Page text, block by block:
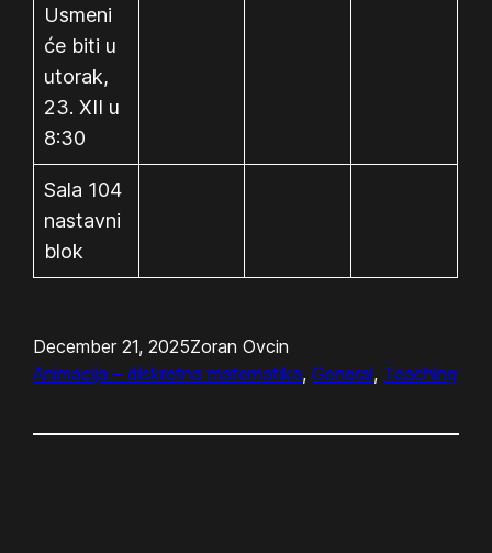
Usmeni
će biti u
utorak,
23. XII u
8:30
Sala 104
nastavni
blok
December 21, 2025Zoran Ovcin
Animacija – diskretna matematika, General, Teaching